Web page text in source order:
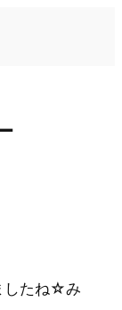
したね☆み